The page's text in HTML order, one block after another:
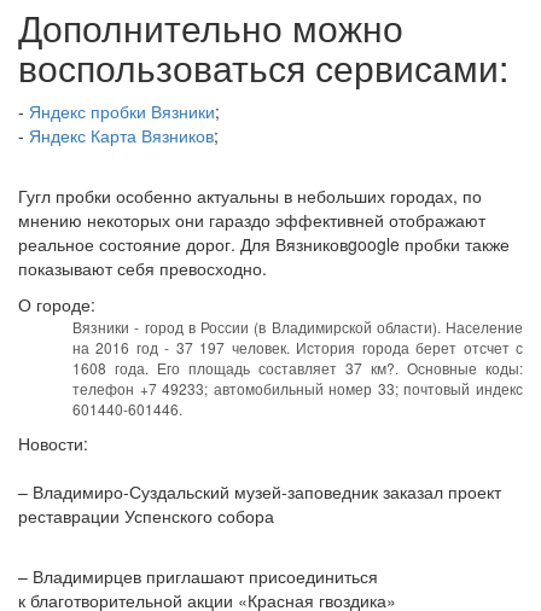
Дополнительно можно
воспользоваться сервисами:
- Яндекс пробки Вязники;
- Яндекс Карта Вязников;
Гугл пробки особенно актуальны в небольших городах, по
мнению некоторых они гараздо эффективней отображают
реальное состояние дорог. Для Вязниковgoogle пробки также
показывают себя превосходно.
О городе:
Вязники - город в России (в Владимирской области). Население
на 2016 год - 37 197 человек. История города берет отсчет с
1608 года. Его площадь составляет 37 км?. Основные коды:
телефон +7 49233; автомобильный номер 33; почтовый индекс
601440-601446.
Новости:
– Владимиро-Суздальский музей-заповедник заказал проект
реставрации Успенского собора
– Владимирцев приглашают присоединиться
к благотворительной акции «Красная гвоздика»